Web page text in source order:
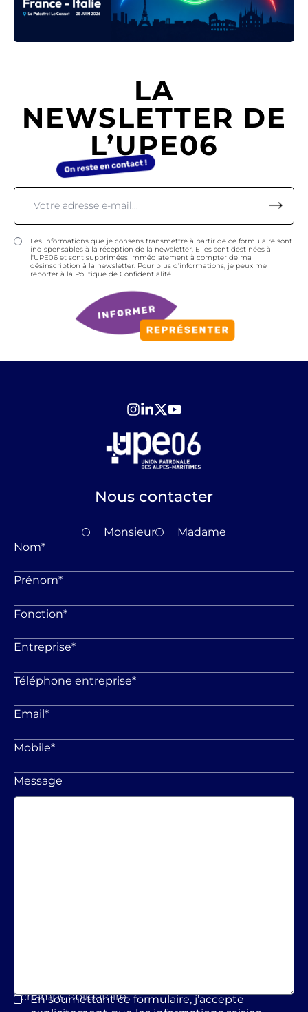
LA
NEWSLETTER DE
L’UPE06
Les informations que je consens transmettre à partir de ce formulaire sont
indispensables à la réception de la newsletter. Elles sont destinées à
l'UPE06 et sont supprimées immédiatement à compter de ma
désinscription à la newsletter. Pour plus d'informations, je peux me
reporter à la Politique de Confidentialité.
Nous contacter
Monsieur
Madame
Nom*
Prénom*
Fonction*
Entreprise*
Téléphone entreprise*
Email*
Mobile*
Message
* champs obligatoire
En soumettant ce formulaire, j’accepte